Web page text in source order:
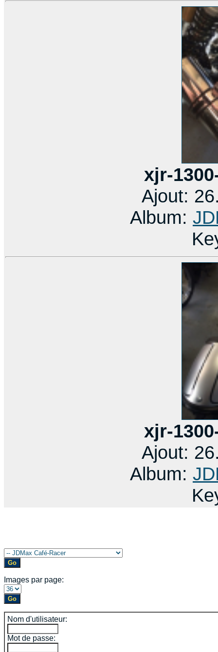
xjr-
Ajout:
Album:
xjr-
Ajout:
Album:
Images par page:
Nom d'utilisateur:
Mot de passe: